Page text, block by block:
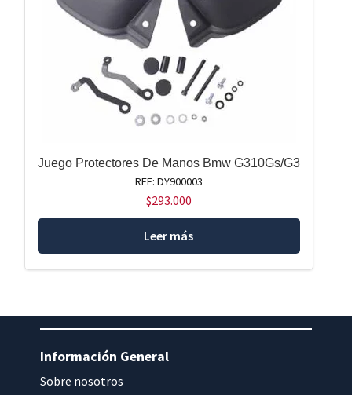
Juego Protectores De Manos Bmw G310Gs/G3
REF: DY900003
$293.000
Leer más
Información General
Sobre nosotros